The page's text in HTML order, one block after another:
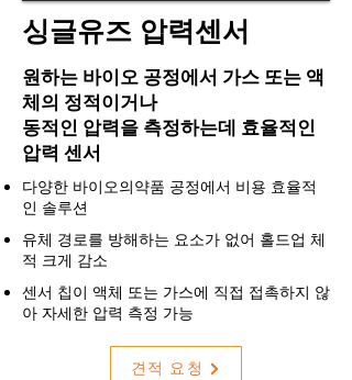
​싱글유즈 압력센서
원하는 바이오 공정에서 가스 또는 액
체의 정적이거나
동적인 압력을 측정하는데 효율적인
압력 센서
다양한 바이오의약품 공정에서 비용 효율적
인 솔루션
유체 경로를 방해하는 요소가 없어 홀드업 체
적 크게 감소
​센서 칩이 액체 또는 가스에 직접 접촉하지 않
아 자세한 압력 측정 가능
견적 요청